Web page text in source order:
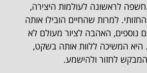
לראשונה לעולמות היצירה,
למרות שהחיים הובילו אותה
נוספים, האהבה לציור מעולם לא
המשיכה ללוות אותה בשקט,
המבקש לחזור ולהישמע.